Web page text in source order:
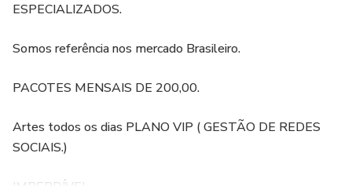
ESPECIALIZADOS.
Somos referência nos mercado Brasileiro.
PACOTES MENSAIS DE 200,00.
Artes todos os dias PLANO VIP ( GESTÃO DE REDES
SOCIAIS.)